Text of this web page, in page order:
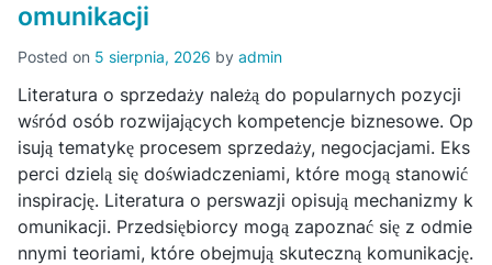
omunikacji
Posted on 5 sierpnia, 2026 by admin
Literatura o sprzedaży należą do popularnych pozycji
wśród osób rozwijających kompetencje biznesowe. Op
isują tematykę procesem sprzedaży, negocjacjami. Eks
perci dzielą się doświadczeniami, które mogą stanowić
inspirację. Literatura o perswazji opisują mechanizmy k
omunikacji. Przedsiębiorcy mogą zapoznać się z odmie
nnymi teoriami, które obejmują skuteczną komunikację.